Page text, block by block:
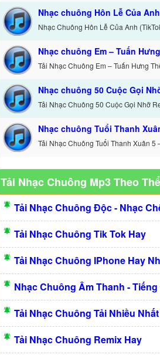
Nhạc chuông Hôn Lễ Của
Nhạc Chuông Hôn Lễ Của Anh
Nhạc chuông Em – Tuấn Hưng
Tải Nhạc Chuông Em – Tuấn Hưng
Nhạc chuông 50 Cuộc Gọi
Tải Nhạc Chuông 50 Cuộc Gọi Nhỡ
Nhạc chuông Tuổi Thanh
Tải Nhạc Chuông Tuổi Thanh Xuân
Tải Nhạc Chuông Mp3 Theo
Tải Nhạc Chuông Độc - Nhạc
Tải Nhạc Chuông Tik Tok Hay
Tải Nhạc Chuông IPhone Hay
Nhạc Chuông Âm Thanh -
Tải Nhạc Chuông Tải Nhiều Nhất
Tải Nhạc Chuông Remix Hay